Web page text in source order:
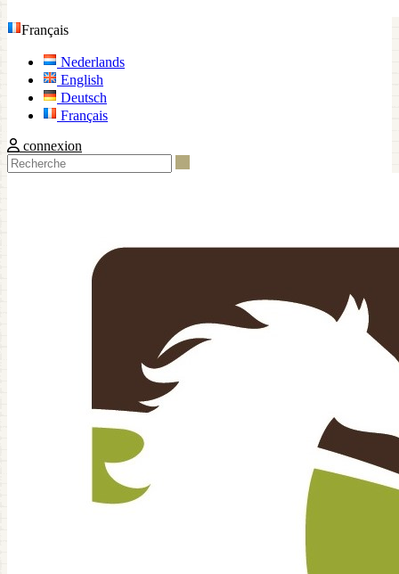
Français
Nederlands
English
Deutsch
Français
connexion